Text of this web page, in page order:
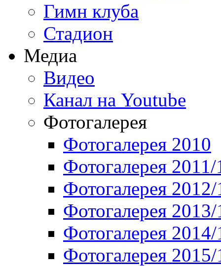
Гимн клуба
Стадион
Медиа
Видео
Канал на Youtube
Фотогалерея
Фотогалерея 2010
Фотогалерея 2011/
Фотогалерея
Фотогалерея
Фотогалерея
Фотогалерея